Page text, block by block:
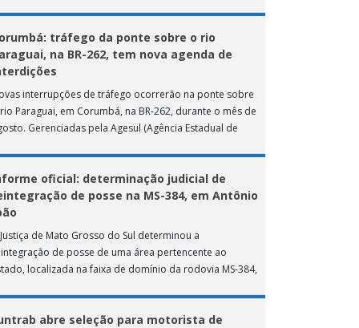
tráfego da ponte sobre o rio
na BR-262, tem nova agenda de
interrupções de tráfego ocorrerão na ponte sobre
Paraguai, em Corumbá, na BR-262, durante o mês de
Gerenciadas pela Agesul (Agência Estadual de
oficial: determinação judicial de
de posse na MS-384, em Antônio
de Mato Grosso do Sul determinou a
de posse de uma área pertencente ao
localizada na faixa de domínio da rodovia MS-384,
abre seleção para motorista de